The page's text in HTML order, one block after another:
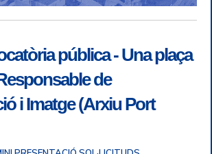
pública - Una plaça
de
i Imatge (Arxiu Port